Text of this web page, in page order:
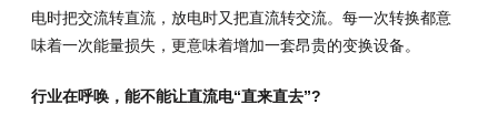
电时把交流转直流，放电时又把直流转交流。每一次转换都意
味着一次能量损失，更意味着增加一套昂贵的变换设备。
行业在呼唤，能不能让直流电“直来直去”?